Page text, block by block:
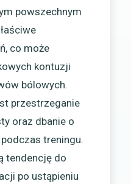
powszechnym
co może
kontuzji
bólowych.
przestrzeganie
oraz dbanie o
treningu.
tendencję do
po ustąpieniu